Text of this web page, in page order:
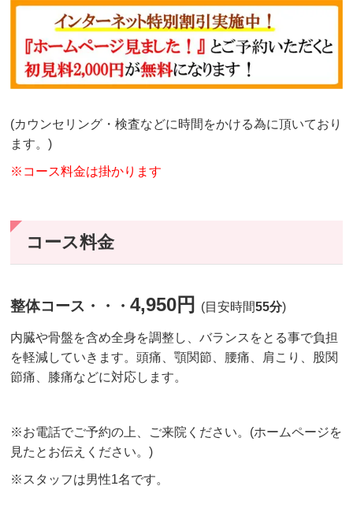
(カウンセリング・検査などに時間をかける為に頂いており
ます。)
※コース料金は掛かります
コース料金
整体コース・・・4,950円 (目安時間55分)
内臓や骨盤を含め全身を調整し、バランスをとる事で負担
を軽減していきます。頭痛、顎関節、腰痛、肩こり、股関
節痛、膝痛などに対応します。
※お電話でご予約の上、ご来院ください。(ホームページを
見たとお伝えください。)
※スタッフは男性1名です。